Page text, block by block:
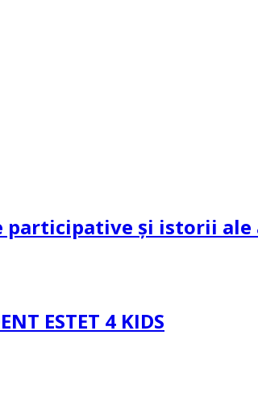
participative și istorii
ESTET 4 KIDS